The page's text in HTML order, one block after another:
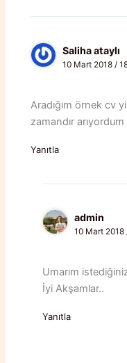
Saliha ataylı
10 Mart 2018 /
Aradığım örnek cv
zamandır
Yanıtla
admin
10 Mart 2018
Umarım
İyi Akşamlar..
Yanıtla